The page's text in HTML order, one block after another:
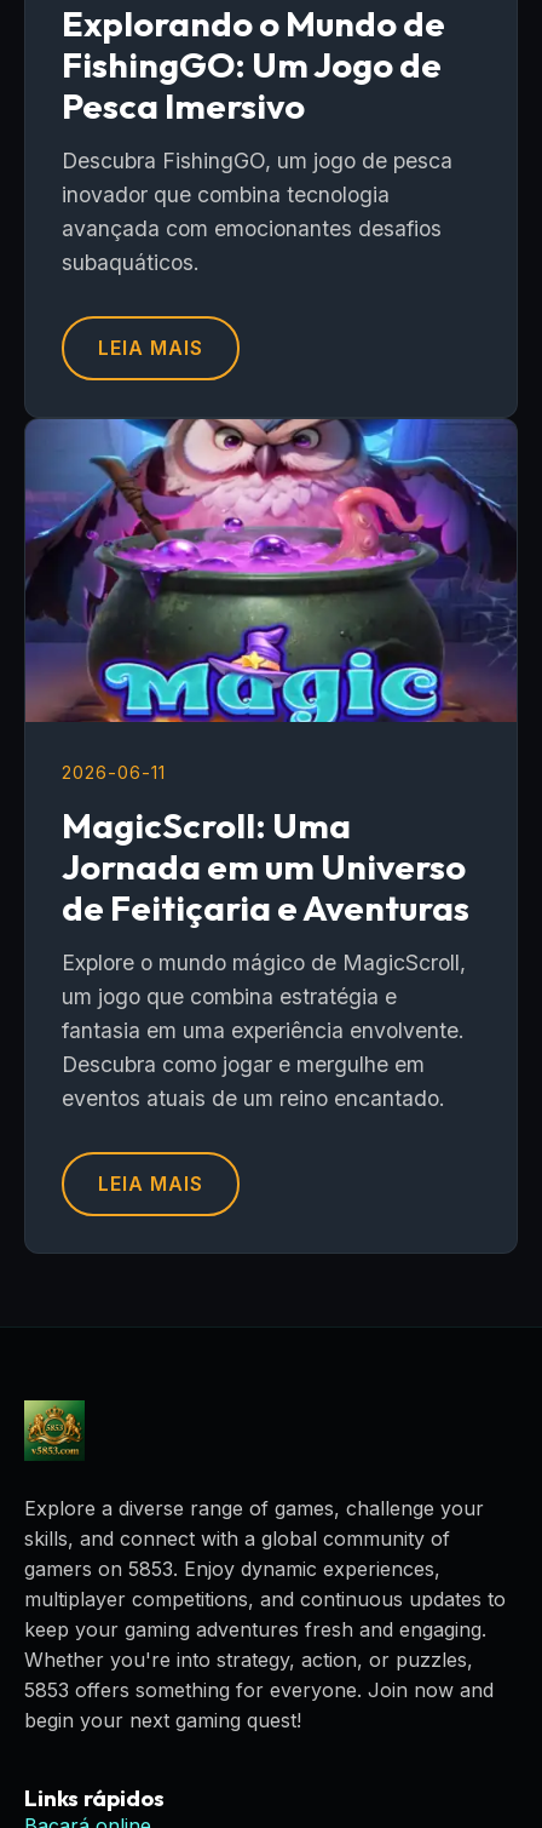
Explorando o Mundo de
FishingGO: Um Jogo de
Pesca Imersivo
Descubra FishingGO, um jogo de pesca
inovador que combina tecnologia
avançada com emocionantes desafios
subaquáticos.
LEIA MAIS
2026-06-11
MagicScroll: Uma
Jornada em um Universo
de Feitiçaria e Aventuras
Explore o mundo mágico de MagicScroll,
um jogo que combina estratégia e
fantasia em uma experiência envolvente.
Descubra como jogar e mergulhe em
eventos atuais de um reino encantado.
LEIA MAIS
Explore a diverse range of games, challenge your
skills, and connect with a global community of
gamers on 5853. Enjoy dynamic experiences,
multiplayer competitions, and continuous updates to
keep your gaming adventures fresh and engaging.
Whether you're into strategy, action, or puzzles,
5853 offers something for everyone. Join now and
begin your next gaming quest!
Links rápidos